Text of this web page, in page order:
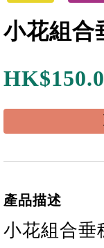
小花組合
HK$
產品描述
小花組合垂